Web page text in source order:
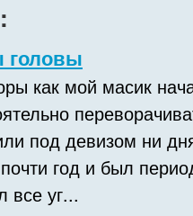
как мой масик
под девизом ни
год и был
все уг...